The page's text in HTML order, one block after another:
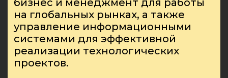
на глобальных рынках, а также
управление информационными
системами для эффективной
реализации технологических
проектов.